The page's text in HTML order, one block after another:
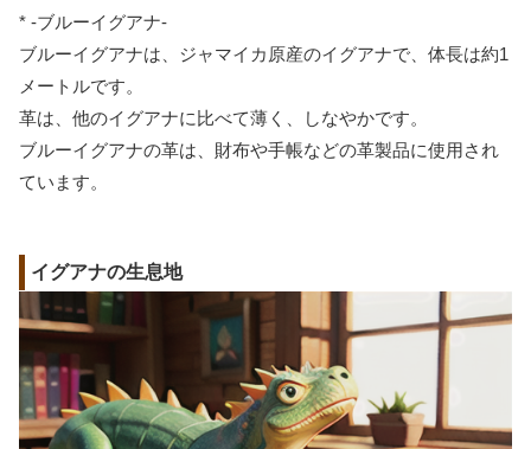
* -ブルーイグアナ-
ブルーイグアナは、ジャマイカ原産のイグアナで、体長は約1
メートルです。
革は、他のイグアナに比べて薄く、しなやかです。
ブルーイグアナの革は、財布や手帳などの革製品に使用され
ています。
イグアナの生息地